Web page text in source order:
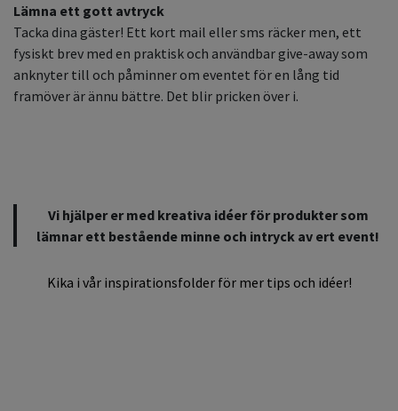
Lämna ett gott avtryck
Tacka dina gäster! Ett kort mail eller sms räcker men, ett
fysiskt brev med en praktisk och användbar give-away som
anknyter till och påminner om eventet för en lång tid
framöver är ännu bättre. Det blir pricken över i.
Vi hjälper er med kreativa idéer för produkter som
lämnar ett bestående minne och intryck av ert event!
Kika i vår inspirationsfolder för mer tips och idéer!